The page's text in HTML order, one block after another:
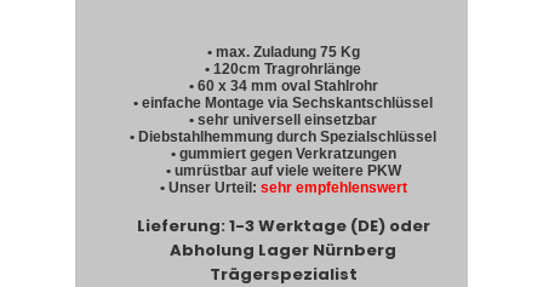
• max. Zuladung 75 Kg
• 120cm Tragrohrlänge
• 60 x 34 mm oval Stahlrohr
• einfache Montage via Sechskantschlüssel
• sehr universell einsetzbar
• Diebstahlhemmung durch Spezialschlüssel
• gummiert gegen Verkratzungen
• umrüstbar auf viele weitere PKW
• Unser Urteil: sehr empfehlenswert
Lieferung: 1-3 Werktage (DE) oder
Abholung Lager Nürnberg
Trägerspezialist